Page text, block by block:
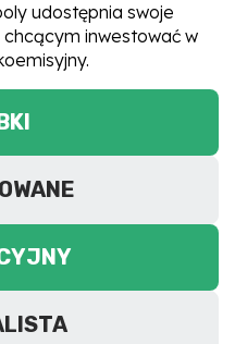
udostępnia swoje
inwestować w